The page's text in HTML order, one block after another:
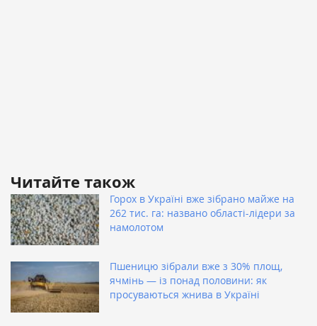
Читайте також
Горох в Україні вже зібрано майже на
262 тис. га: названо області-лідери за
намолотом
Пшеницю зібрали вже з 30% площ,
ячмінь — із понад половини: як
просуваються жнива в Україні